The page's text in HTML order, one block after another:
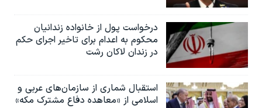
درخواست پول از خانواده زندانیان
محکوم به‌ اعدام برای تاخیر اجرای حکم
در زندان لاکان رشت
استقبال شماری از سازمان‌های عربی و
اسلامی از «معاهده دفاع مشترک مکه»